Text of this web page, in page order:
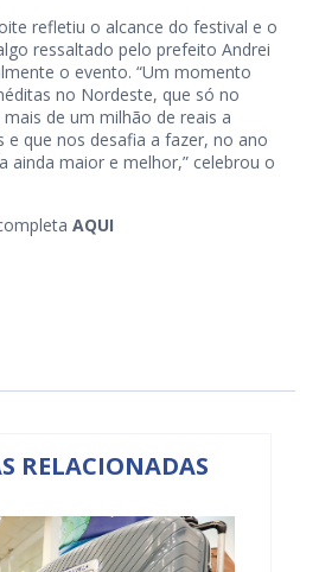
refletiu o alcance do festival e o
ressaltado pelo prefeito Andrei
o evento. “Um momento
no Nordeste, que só no
de um milhão de reais a
e que nos desafia a fazer, no ano
ainda maior e melhor,” celebrou o
AQUI
RELACIONADAS